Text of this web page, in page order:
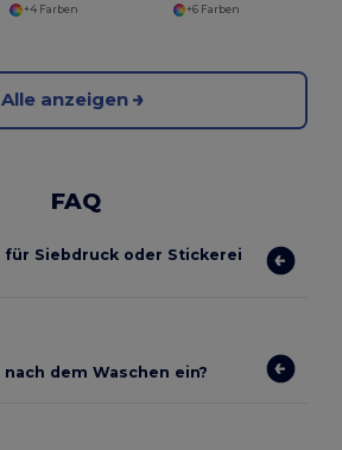
+4 Farben
+6 Farben
Alle anzeigen
FAQ
Siebdruck oder Stickerei
dem Waschen ein?